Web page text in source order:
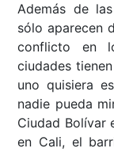
Además de
sólo aparecen
conflicto en
ciudades
uno quisiera
nadie pueda
Ciudad Bolívar
en Cali, el